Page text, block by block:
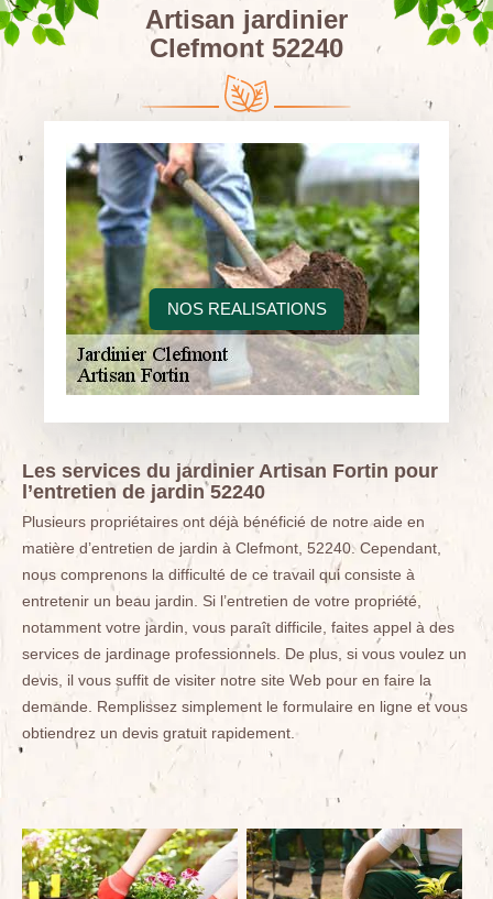
NOS REALISATIONS
Artisan jardinier
Clefmont 52240
Les services du jardinier Artisan Fortin pour
l’entretien de jardin 52240
Plusieurs propriétaires ont déjà bénéficié de notre aide en
matière d’entretien de jardin à Clefmont, 52240. Cependant,
nous comprenons la difficulté de ce travail qui consiste à
entretenir un beau jardin. Si l’entretien de votre propriété,
notamment votre jardin, vous paraît difficile, faites appel à des
services de jardinage professionnels. De plus, si vous voulez un
devis, il vous suffit de visiter notre site Web pour en faire la
demande. Remplissez simplement le formulaire en ligne et vous
obtiendrez un devis gratuit rapidement.